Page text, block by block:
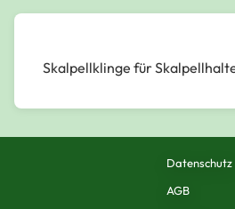
Skalpellklinge für
Datenschutz
AGB